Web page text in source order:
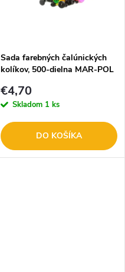
Sada farebných čalúnických
kolíkov, 500-dielna MAR-POL
€4,70
Skladom 1 ks
DO KOŠÍKA